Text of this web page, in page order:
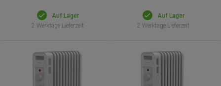
Auf Lager
2 Werktage Lieferzeit
Auf Lager
2 Werktage Lieferzeit